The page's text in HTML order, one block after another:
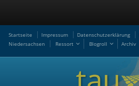
Startseite Impressum Datenschutzerklärung
Niedersachsen
Ressort Blogroll Archiv